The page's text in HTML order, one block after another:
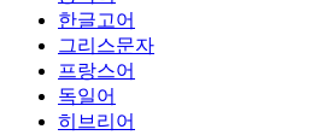
한글고어
그리스문자
프랑스어
독일어
히브리어